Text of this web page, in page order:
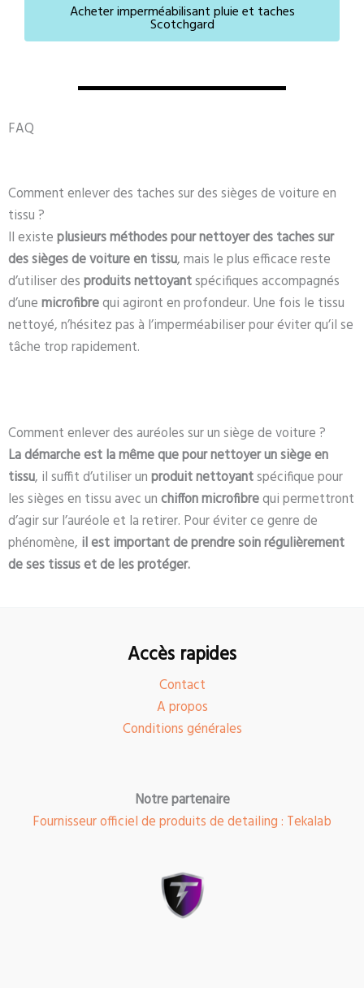
Acheter imperméabilisant pluie et taches
Scotchgard
FAQ
Comment enlever des taches sur des sièges de voiture en
tissu ?
Il existeplusieurs méthodes pour nettoyer des taches sur
des sièges de voiture en tissu, mais le plus efficace reste
d’utiliser desproduits nettoyantspécifiques accompagnés
d’unemicrofibrequi agiront en profondeur. Une fois le tissu
nettoyé, n’hésitez pas à l’imperméabiliser pour éviter qu’il se
tâche trop rapidement.
Comment enlever des auréoles sur un siège de voiture ?
La démarche est la même que pour nettoyer un siège en
tissu, il suffit d’utiliser unproduit nettoyantspécifique pour
les sièges en tissu avec unchiffon microfibrequi permettront
d’agir sur l’auréole et la retirer. Pour éviter ce genre de
phénomène, il est important de prendre soin régulièrement
de ses tissus et de les protéger.
Accès rapides
Contact
A propos
Conditions générales
Notre partenaire
Fournisseur officiel de produits de detailing : Tekalab